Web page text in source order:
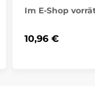
Im E-Shop
10,96 €